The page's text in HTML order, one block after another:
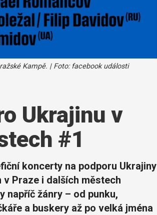
Kampě. | Foto: facebook události
Ukrajinu v
#1
koncerty na podporu Ukrajiny
Praze i dalších městech
napříč žánry – od punku,
a buskery až po velká jména